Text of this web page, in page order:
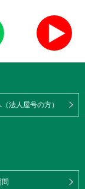
法人屋号の方）
問